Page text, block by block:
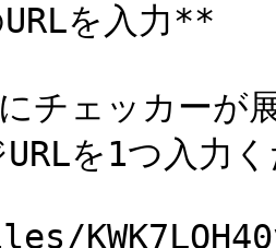
を入力**
を1つ入力